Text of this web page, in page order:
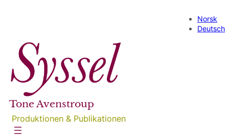
Norsk
Deutsch
Tone Avenstroup
Produktionen & Publikationen